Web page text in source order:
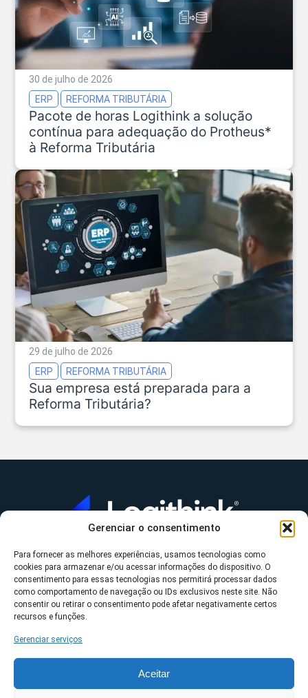
Gerenciar o consentimento
Para fornecer as melhores experiências, usamos tecnologias como
cookies para armazenar e/ou acessar informações do dispositivo. O
consentimento para essas tecnologias nos permitirá processar dados
como comportamento de navegação ou IDs exclusivos neste site. Não
consentir ou retirar o consentimento pode afetar negativamente certos
recursos e funções.
Gerenciar serviços
Aceitar
30 de julho de 2026
ERP
REFORMA TRIBUTÁRIA
Pacote de horas Logithink a solução
contínua para adequação do Protheus*
à Reforma Tributária
29 de julho de 2026
ERP
REFORMA TRIBUTÁRIA
Sua empresa está preparada para a
Reforma Tributária?
A Logithink
O que fazemos
Contato